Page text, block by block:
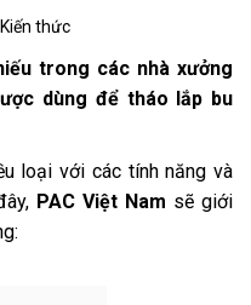
thức
trong các nhà xưởng
dùng để tháo lắp bu
loại với các tính năng và
PAC Việt Nam sẽ giới